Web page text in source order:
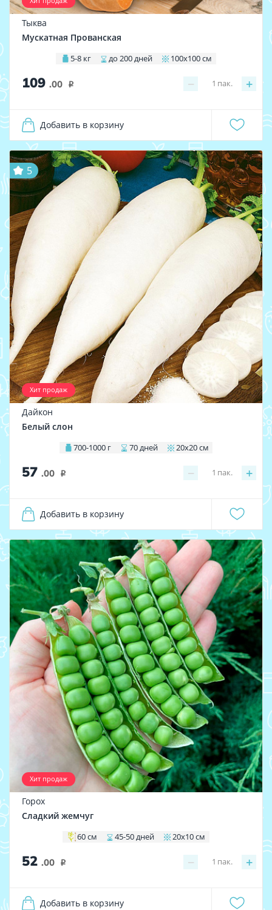
Тыква
Мускатная Прованская
5-8 кг до 200 дней 100х100 см
109 .00 i − +
1 пак.
Добавить в корзину
Хит продаж
5
Дайкон
Белый слон
700-1000 г 70 дней 20х20 см
57 .00 i − +
1 пак.
Добавить в корзину
Хит продаж
Горох
Сладкий жемчуг
60 см 45-50 дней 20х10 см
52 .00 i − +
1 пак.
Добавить в корзину